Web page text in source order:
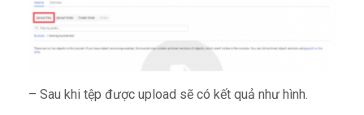
– Sau khi tệp được upload sẽ có kết quả như hình.